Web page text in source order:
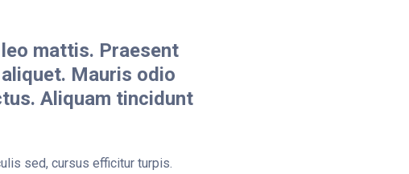
mattis. Praesent
Mauris odio
Aliquam tincidunt
sed, cursus efficitur turpis.